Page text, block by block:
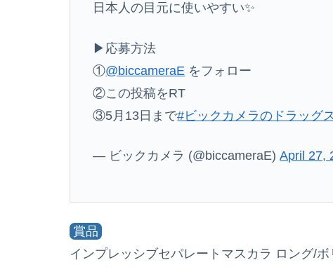
日本人の目元に使いやすい✨
▶応募方法
①@biccameraE をフォロー
②この投稿をRT
③5月13日まで#ビックカメラのドラッグ
— ビックカメラ (@biccameraE)April 27,
賞品
インプレッシブセパレートマスカラ ロング/ボ